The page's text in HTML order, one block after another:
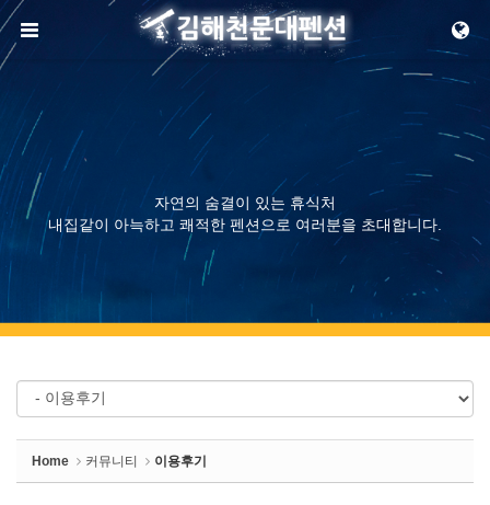
메뉴 건너뛰기
자연의 숨결이 있는 휴식처
내집같이 아늑하고 쾌적한 펜션으로 여러분을 초대합니다.
Home 커뮤니티 이용후기
Sketchbook5, 스케치북5
Sketchbook5, 스케치북5